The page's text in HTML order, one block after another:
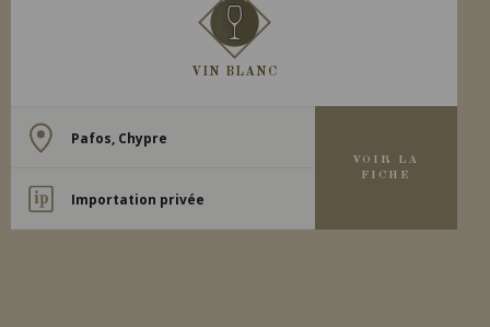
VIN BLANC
Pafos, Chypre
Importation privée
VOIR LA
FICHE